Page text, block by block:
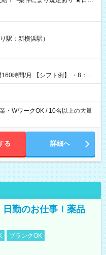
の日に現金GET♪ お仕事後はコ
す！ 【試用期間】試
駅：新横浜駅）
ト例】 ・8：00
・WワークOK / 10名以上の大量
る 詳細へ
勤のお仕事！薬品
ブランクOK